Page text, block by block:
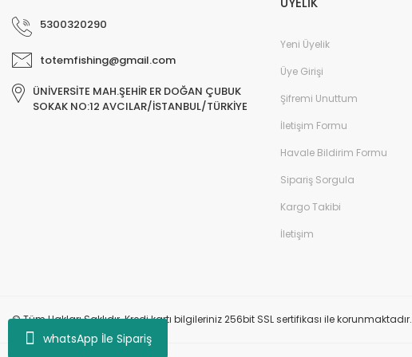
whatsApp İle Sipariş
5300320290
totemfishing@gmail.com
ÜNİVERSİTE MAH.ŞEHİR ER DOĞAN ÇUBUK
SOKAK NO:12 AVCILAR/İSTANBUL/TÜRKİYE
Yeni Üyelik
Üye Girişi
Şifremi Unuttum
İletişim Formu
Havale Bildirim Formu
Sipariş Sorgula
Kargo Takibi
İletişim
© Tüm Hakları Saklıdır. Kredi kartı bilgileriniz 256bit SSL sertifikası ile korunmaktadır.